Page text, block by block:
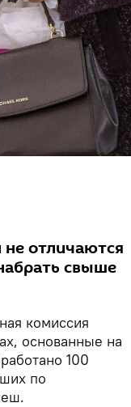
не отличаются
свыше
комиссия
основанные на
100
по